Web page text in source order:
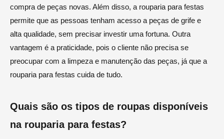
compra de peças novas. Além disso, a rouparia para festas
permite que as pessoas tenham acesso a peças de grife e
alta qualidade, sem precisar investir uma fortuna. Outra
vantagem é a praticidade, pois o cliente não precisa se
preocupar com a limpeza e manutenção das peças, já que a
rouparia para festas cuida de tudo.
Quais são os tipos de roupas disponíveis
na rouparia para festas?